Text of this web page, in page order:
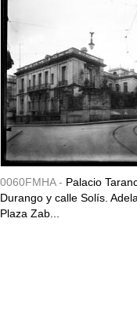
0060FMHA - Palacio
Durango y calle Solís.
Plaza Zab...